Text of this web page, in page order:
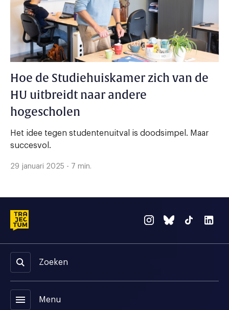
Hoe de Studiehuiskamer zich van de
HU uitbreidt naar andere
hogescholen
Het idee tegen studentenuitval is doodsimpel. Maar
succesvol.
29 januari 2025 - 7 min.
Zoeken
menu Menu